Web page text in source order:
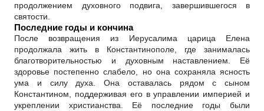
продолжением духовного подвига, завершившегося в
святости.
Последние годы и кончина
После возвращения из Иерусалима царица Елена
продолжала жить в Константинополе, где занималась
благотворительностью и духовным наставлением. Её
здоровье постепенно слабело, но она сохраняла ясность
ума и силу духа. Она оставалась рядом с сыном
Константином, поддерживая его в управлении империей и
укреплении христианства. Её последние годы были